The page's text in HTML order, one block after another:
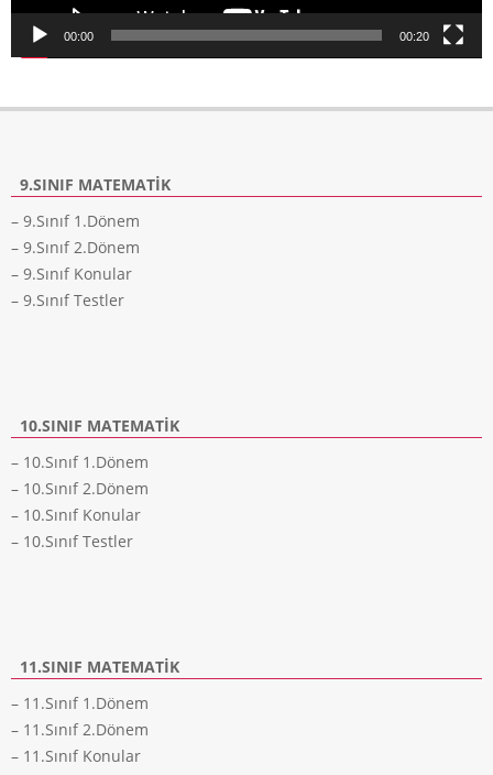
00:00 00:20
9.SINIF MATEMATIK
– 9.Sınıf 1.Dönem
– 9.Sınıf 2.Dönem
– 9.Sınıf Konular
– 9.Sınıf Testler
10.SINIF MATEMATIK
– 10.Sınıf 1.Dönem
– 10.Sınıf 2.Dönem
– 10.Sınıf Konular
– 10.Sınıf Testler
11.SINIF MATEMATIK
– 11.Sınıf 1.Dönem
– 11.Sınıf 2.Dönem
– 11.Sınıf Konular